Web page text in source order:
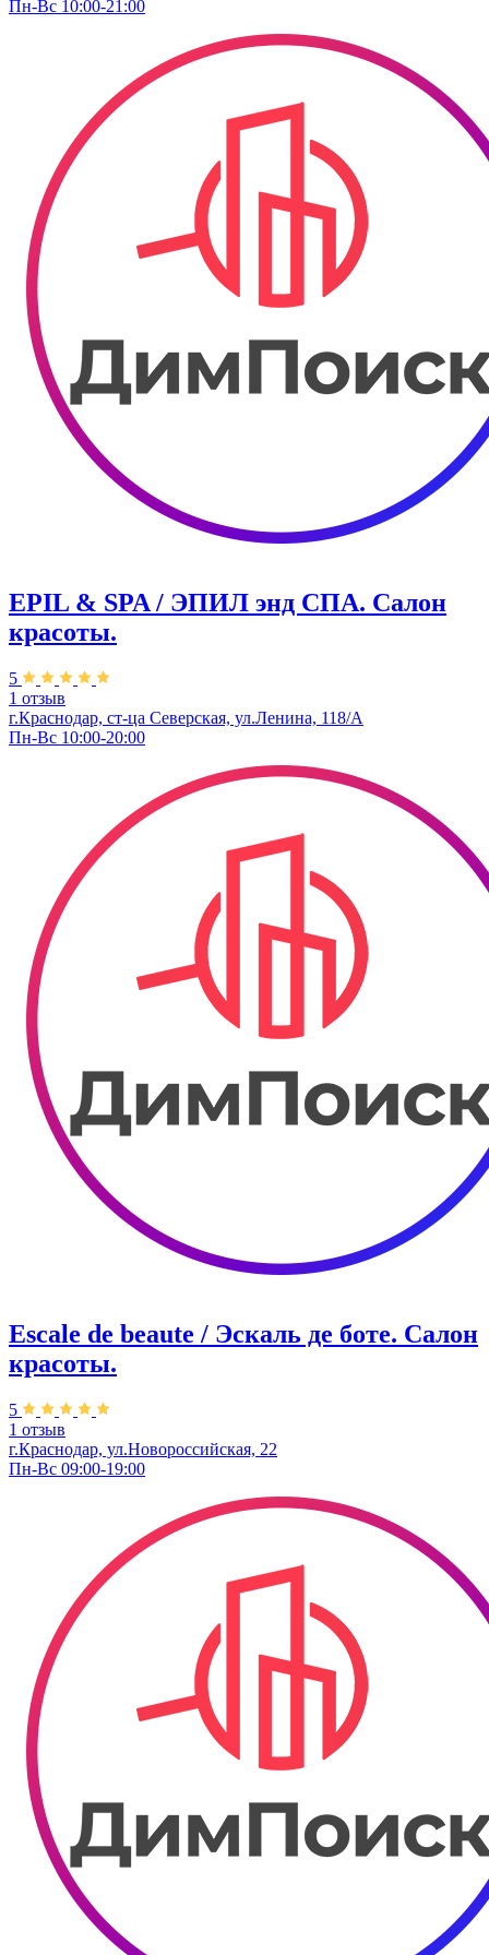
Пн-Вс 10:00-21:00
EPIL & SPA / ЭПИЛ энд СПА. Салон
красоты.
5
1 отзыв
г.Краснодар, ст-ца Северская, ул.Ленина, 118/А
Пн-Вс 10:00-20:00
Escale de beaute / Эскаль де боте. Салон
красоты.
5
1 отзыв
г.Краснодар, ул.Новороссийская, 22
Пн-Вс 09:00-19:00